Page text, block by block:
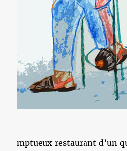
mptueux restaurant d’un